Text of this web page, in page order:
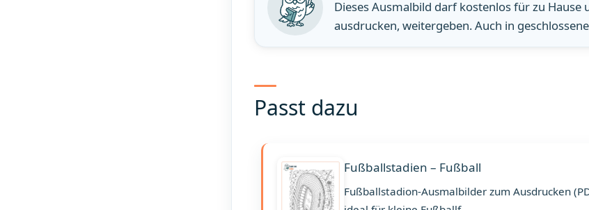
Dieses Ausmalbild darf kostenlos für zu
ausdrucken, weitergeben. Auch in
Passt dazu
Fußballstadien – Fußball
Fußballstadion-Ausmalbilder zum Ausdrucken